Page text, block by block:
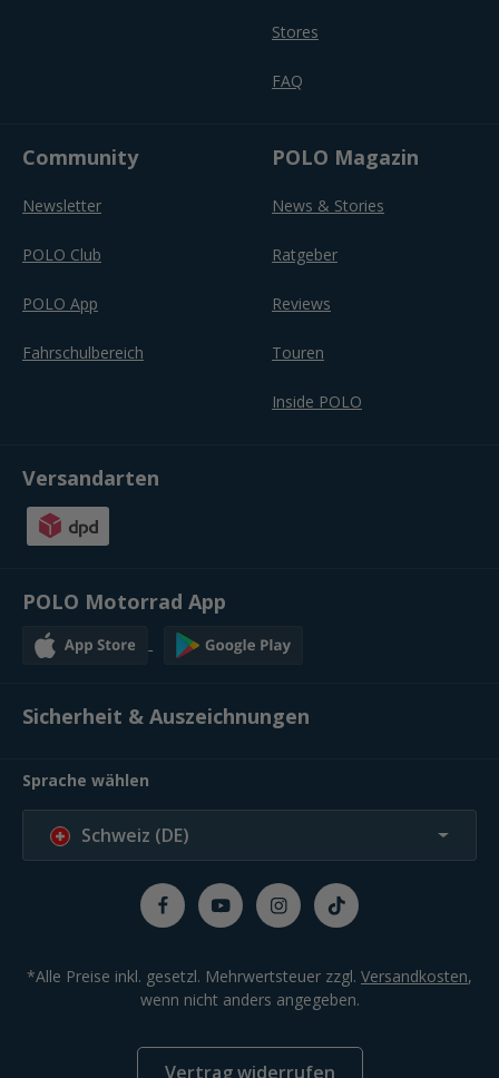
Stores
FAQ
Community
Newsletter
POLO Club
POLO App
Fahrschulbereich
POLO Magazin
News & Stories
Ratgeber
Reviews
Touren
Inside POLO
Versandarten
POLO Motorrad App
Sicherheit & Auszeichnungen
Sprache wählen
Schweiz (DE)
*Alle Preise inkl. gesetzl. Mehrwertsteuer zzgl. Versandkosten,
wenn nicht anders angegeben.
Vertrag widerrufen